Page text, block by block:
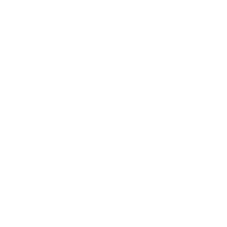
です。
ず変更すること